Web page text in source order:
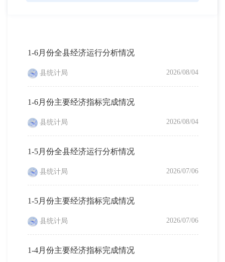
1-6月份全县经济运行分析情况
县统计局 2026/08/04
1-6月份主要经济指标完成情况
县统计局 2026/08/04
1-5月份全县经济运行分析情况
县统计局 2026/07/06
1-5月份主要经济指标完成情况
县统计局 2026/07/06
1-4月份主要经济指标完成情况